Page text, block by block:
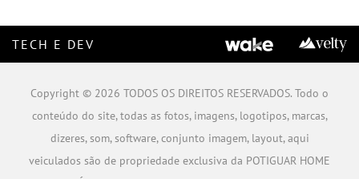
TECH E DEV
Copyright © 2026 TODOS OS DIREITOS RESERVADOS. Todo o
conteúdo do site, todas as fotos, imagens, logotipos, marcas,
dizeres, som, software, conjunto imagem, layout, aqui
veiculados são de propriedade exclusiva da POTIGUAR HOME